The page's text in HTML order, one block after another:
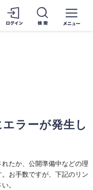
ラーが発生し
たか、公開準備中などの理
お手数ですが、下記のリン
。